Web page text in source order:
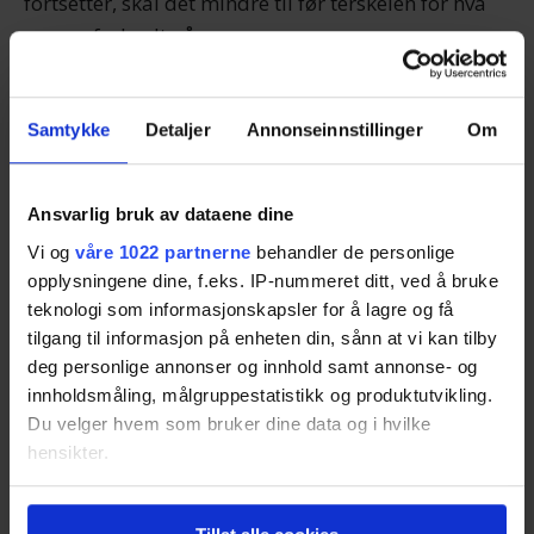
Samtykke Detaljer Annonseinnstillinger Om
Ansvarlig bruk av dataene dine
Vi og våre 1022 partnerne behandler de personlige
opplysningene dine, f.eks. IP-nummeret ditt, ved å bruke
teknologi som informasjonskapsler for å lagre og få
tilgang til informasjon på enheten din, sånn at vi kan tilby
deg personlige annonser og innhold samt annonse- og
innholdsmåling, målgruppestatistikk og produktutvikling.
Du velger hvem som bruker dine data og i hvilke
hensikter.
Hvis du gir oss lov, vil vi også gjerne:
som er forbudt nås.
Dersom du blir utsatt for trakassering, skal
arbeidsgiver sørge for at trakasseringen stopper så
har blitt trakassert kan kreve erstatning og/eller
oppreisning. Dersom den som har trakassert deg
har ledende stilling i bedriften, kan du kreve dette
fra arbeidsgiver. Er det en kollega kan du måtte
kreve dette fra kollegaen din – såfremt arbeidsgiver
har oppfylt sine plikter, for eksempel til
forebygging.